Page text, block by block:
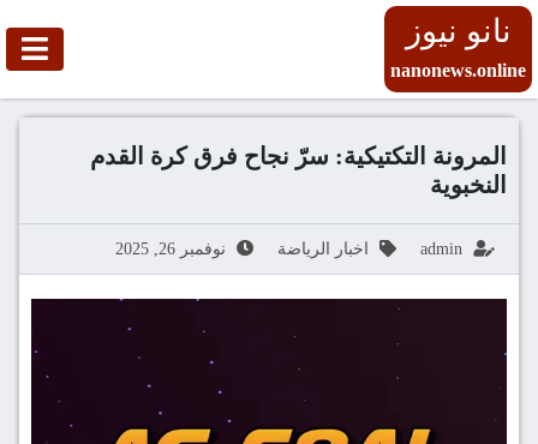
نانو نيوز
nanonews.online
المرونة التكتيكية: سرّ نجاح فرق كرة القدم
النخبوية
admin اخبار الرياضة نوفمبر 26, 2025